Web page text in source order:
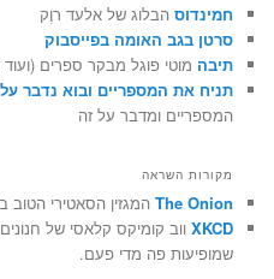
חמינדוס הבלוג של אלעד רוֶק
סרטן בגב האומה בפייסבוק
תיבה מוטי פוגל מבקר ספרים
תניח את המספריים ובוא נדבר
המספריים ומדבר על זה
מקורות השראה
The Onion המגזין הסאטירי הטוב
XKCD ווב קומיקס קלאסי של
שמופיעות פה מדי פעם.